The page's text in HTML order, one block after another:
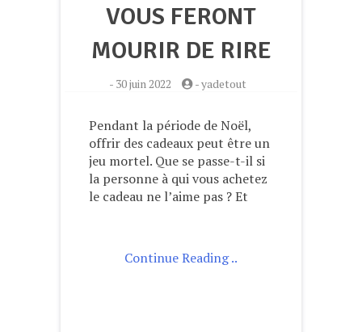
VOUS FERONT
MOURIR DE RIRE
- 30 juin 2022 -yadetout
Pendant la période de Noël,
offrir des cadeaux peut être un
jeu mortel. Que se passe-t-il si
la personne à qui vous achetez
le cadeau ne l’aime pas ? Et
Continue Reading ..